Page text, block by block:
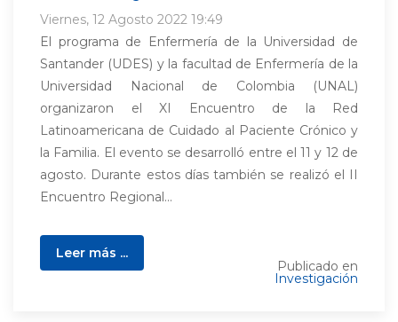
Viernes, 12 Agosto 2022 19:49
El programa de Enfermería de la Universidad de
Santander (UDES) y la facultad de Enfermería de la
Universidad Nacional de Colombia (UNAL)
organizaron el XI Encuentro de la Red
Latinoamericana de Cuidado al Paciente Crónico y
la Familia. El evento se desarrolló entre el 11 y 12 de
agosto. Durante estos días también se realizó el II
Encuentro Regional...
Leer más ...
Publicado en
Investigación